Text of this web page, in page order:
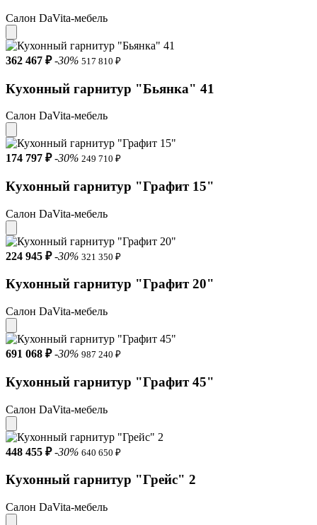
Салон DaVita-мебель
362 467 ₽ -30% 517 810 ₽
Кухонный гарнитур "Бьянка" 41
Салон DaVita-мебель
174 797 ₽ -30% 249 710 ₽
Кухонный гарнитур "Графит 15"
Салон DaVita-мебель
224 945 ₽ -30% 321 350 ₽
Кухонный гарнитур "Графит 20"
Салон DaVita-мебель
691 068 ₽ -30% 987 240 ₽
Кухонный гарнитур "Графит 45"
Салон DaVita-мебель
448 455 ₽ -30% 640 650 ₽
Кухонный гарнитур "Грейс" 2
Салон DaVita-мебель